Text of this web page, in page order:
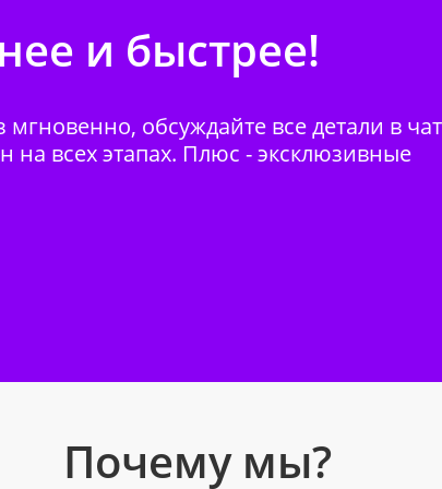
и быстрее!
обсуждайте все детали в
на всех этапах. Плюс - эксклюзивные
Почему мы?